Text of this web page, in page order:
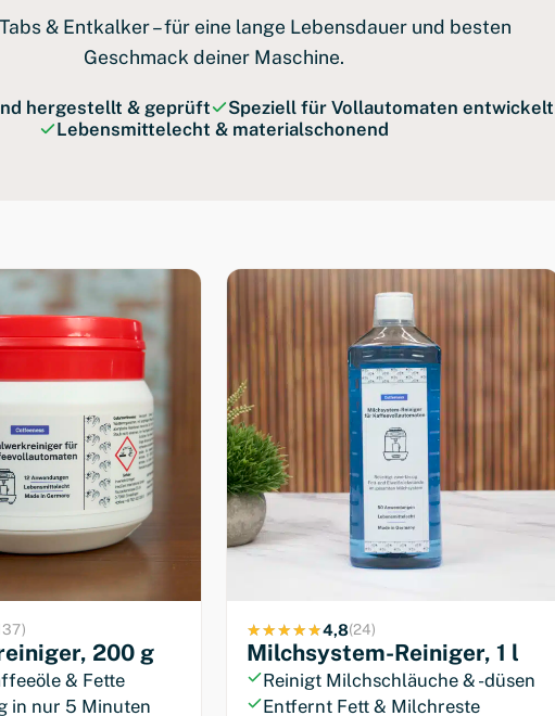
& Entkalker – für eine lange Lebensdauer und besten
Geschmack deiner Maschine.
hergestellt & geprüft
Speziell für Vollautomaten entwickelt
Lebensmittelecht & materialschonend
200 g
& Fette
in nur 5 Minuten
4,8(24)
Milchsystem-Reiniger, 1 l
Reinigt Milchschläuche & -düsen
Entfernt Fett & Milchreste